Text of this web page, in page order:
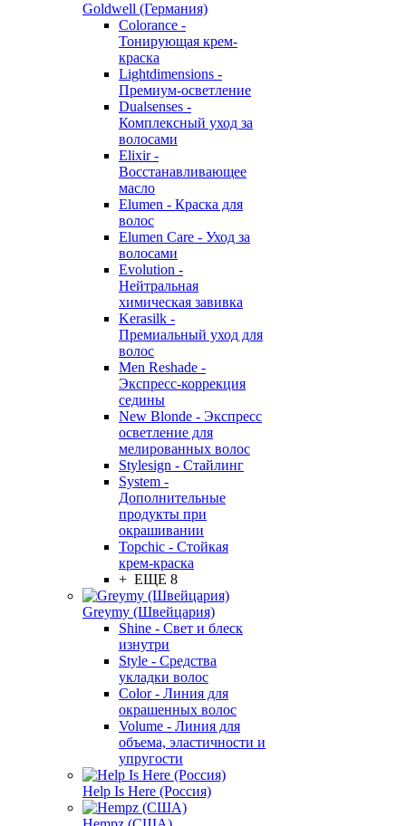
Goldwell (Германия)
Colorance -
Тонирующая крем-
краска
Lightdimensions -
Премиум-осветление
Dualsenses -
Комплексный уход за
волосами
Elixir -
Восстанавливающее
масло
Elumen - Краска для
волос
Elumen Care - Уход за
волосами
Evolution -
Нейтральная
химическая завивка
Kerasilk -
Премиальный уход для
волос
Men Reshade -
Экспресс-коррекция
седины
New Blonde - Экспресс
осветление для
мелированных волос
Stylesign - Стайлинг
System -
Дополнительные
продукты при
окрашивании
Topchic - Стойкая
крем-краска
+ ЕЩЕ 8
Greymy (Швейцария)
Shine - Свет и блеск
изнутри
Style - Средства
укладки волос
Color - Линия для
окрашенных волос
Volume - Линия для
объема, эластичности и
упругости
Help Is Here (Россия)